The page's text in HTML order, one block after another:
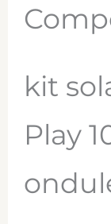
kit
Play